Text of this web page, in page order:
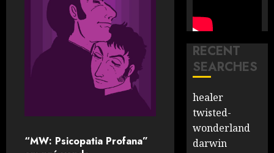
“MW: Psicopatia Profana”
RECENT
SEARCHES
healer
twisted-
wonderland
darwin